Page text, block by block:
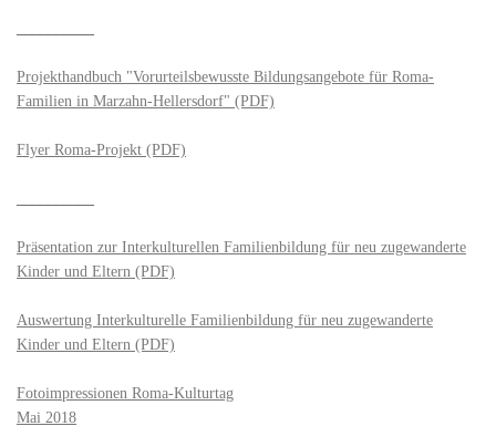
Projekthandbuch "Vorurteilsbewusste Bildungsangebote für Roma-
Familien in Marzahn-Hellersdorf" (PDF)
Flyer Roma-Projekt (PDF)
Präsentation zur Interkulturellen Familienbildung für neu zugewanderte
Kinder und Eltern (PDF)
Auswertung Interkulturelle Familienbildung für neu zugewanderte
Kinder und Eltern (PDF)
Fotoimpressionen Roma-Kulturtag
Mai 2018